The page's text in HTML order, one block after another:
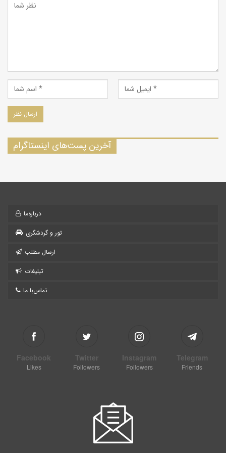
آخرین پست‌های اینستاگرام
درباره‌ما
تور و گردشگری
ارسال مطلب
تبلیغات
تماس‌با ما
Facebook
Likes
Twitter
Followers
Instagram
Followers
Telegram
Friends